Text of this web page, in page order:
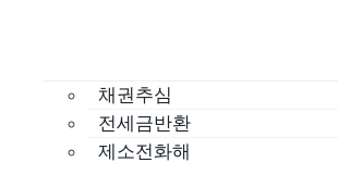
채권추심
전세금반환
제소전화해